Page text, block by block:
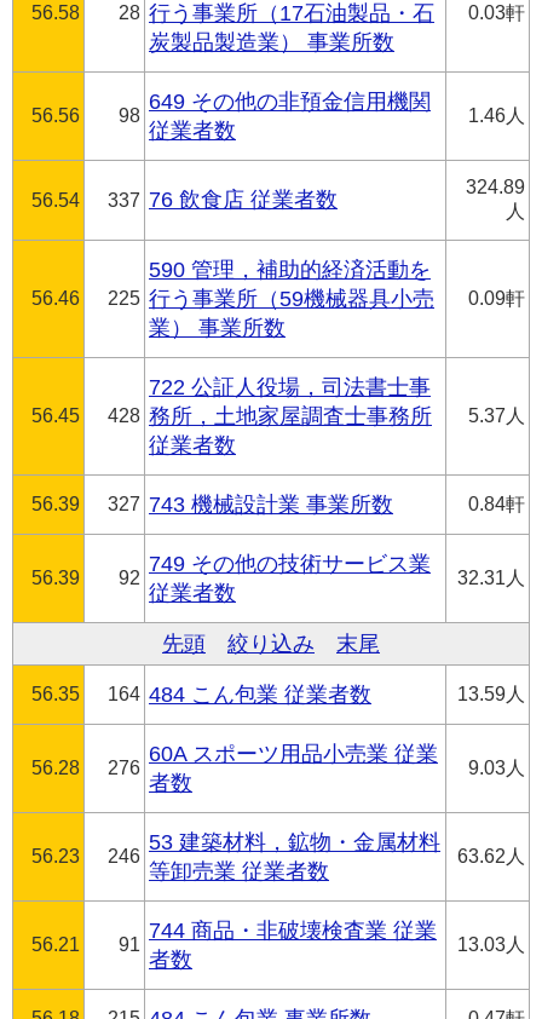
56.58 28 行う事業所（17石油製品・石
炭製品製造業） 事業所数
0.03軒
56.56 98
649 その他の非預金信用機関
従業者数
1.46人
56.54 337 76 飲食店 従業者数
324.89
人
56.46 225
590 管理，補助的経済活動を
行う事業所（59機械器具小売
業） 事業所数
0.09軒
56.45 428
722 公証人役場，司法書士事
務所，土地家屋調査士事務所
従業者数
5.37人
56.39 327 743 機械設計業 事業所数 0.84軒
56.39 92
749 その他の技術サービス業
従業者数
32.31人
先頭 絞り込み 末尾
56.35 164 484 こん包業 従業者数 13.59人
56.28 276
60A スポーツ用品小売業 従業
者数
9.03人
56.23 246
53 建築材料，鉱物・金属材料
等卸売業 従業者数
63.62人
56.21 91
744 商品・非破壊検査業 従業
者数
13.03人